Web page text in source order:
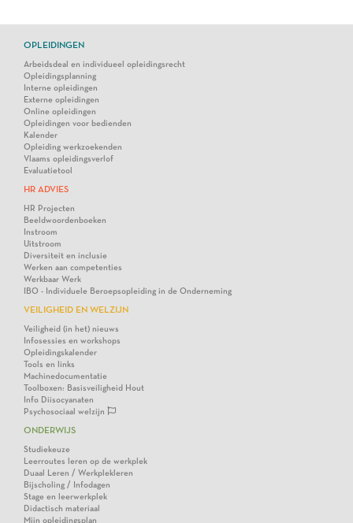
OPLEIDINGEN
Arbeidsdeal en individueel opleidingsrecht
Opleidingsplanning
Interne opleidingen
Externe opleidingen
Online opleidingen
Opleidingen voor bedienden
Kalender
Opleiding werkzoekenden
Vlaams opleidingsverlof
Evaluatietool
HR ADVIES
HR Projecten
Beeldwoordenboeken
Instroom
Uitstroom
Diversiteit en inclusie
Werken aan competenties
Werkbaar Werk
IBO - Individuele Beroepsopleiding in de Onderneming
VEILIGHEID EN WELZIJN
Veiligheid (in het) nieuws
Infosessies en workshops
Opleidingskalender
Tools en links
Machinedocumentatie
Toolboxen: Basisveiligheid Hout
Info Diisocyanaten
Psychosociaal welzijn
ONDERWIJS
Studiekeuze
Leerroutes leren op de werkplek
Duaal Leren / Werkplekleren
Bijscholing / Infodagen
Stage en leerwerkplek
Didactisch materiaal
Mijn opleidingsplan